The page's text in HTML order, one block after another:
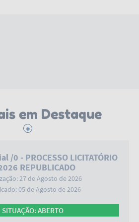
em Destaque
/0 - PROCESSO LICITATÓRIO
REPUBLICADO
27 de Agosto de 2026
05 de Agosto de 2026
SITUAÇÃO: ABERTO